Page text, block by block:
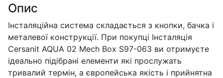
Опис
Інсталяційна система складається з кнопки, бачка і
металевої конструкції. При покупці Інсталяція
Cersanit AQUA 02 Mech Box S97-063 ви отримуєте
ідеально підібрані елементи які прослужать
тривалий термін, а європейська якість і прийнятна